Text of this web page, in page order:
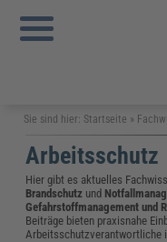
Sie sind hier: Startseite »
Arbeitsschutz
Hier gibt es aktuelles
Brandschutz und
Gefahrstoffmanagementund
Beiträge bieten praxisnahe
Arbeitsschutzverantwortliche